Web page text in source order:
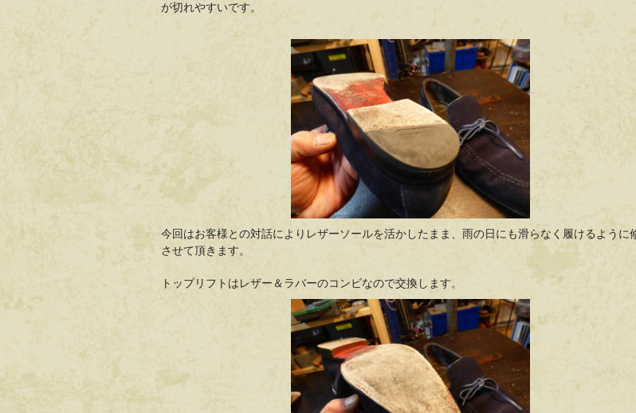
が切れやすいです。
今回はお客様との対話によりレザーソールを活かしたまま、雨の日にも滑らなく履けるように
させて頂きます。
トップリフトはレザー＆ラバーのコンビなので交換します。